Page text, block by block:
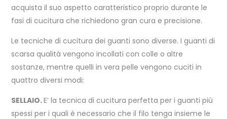
acquista il suo aspetto caratteristico proprio durante le
fasi di cucitura che richiedono gran cura e precisione.
Le tecniche di cucitura dei guanti sono diverse. I guanti di
scarsa qualità vengono incollati con colle o altre
sostanze, mentre quelli in vera pelle vengono cuciti in
quattro diversi modi:
SELLAIO.E’ la tecnica di cucitura perfetta per i guanti più
spessi per i quali è necessario che il filo tenga insieme le